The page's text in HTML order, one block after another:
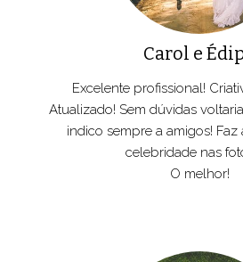
Carol e
Excelente profissional!
Atualizado! Sem dúvidas
indico sempre a amigos!
celebridade nas
O melhor!